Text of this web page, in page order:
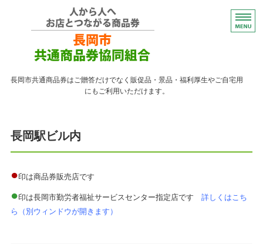
コンパクトなプレゼン
長岡市共通商品券はご贈答だけでなく販促品・景品・福利厚生やご自宅用
にもご利用いただけます。
よくある質問
長岡駅ビル内
●印は商品券販売店です
●印は長岡市勤労者福祉サービスセンター指定店です 詳しくはこち
ら（別ウィンドウが開きます）